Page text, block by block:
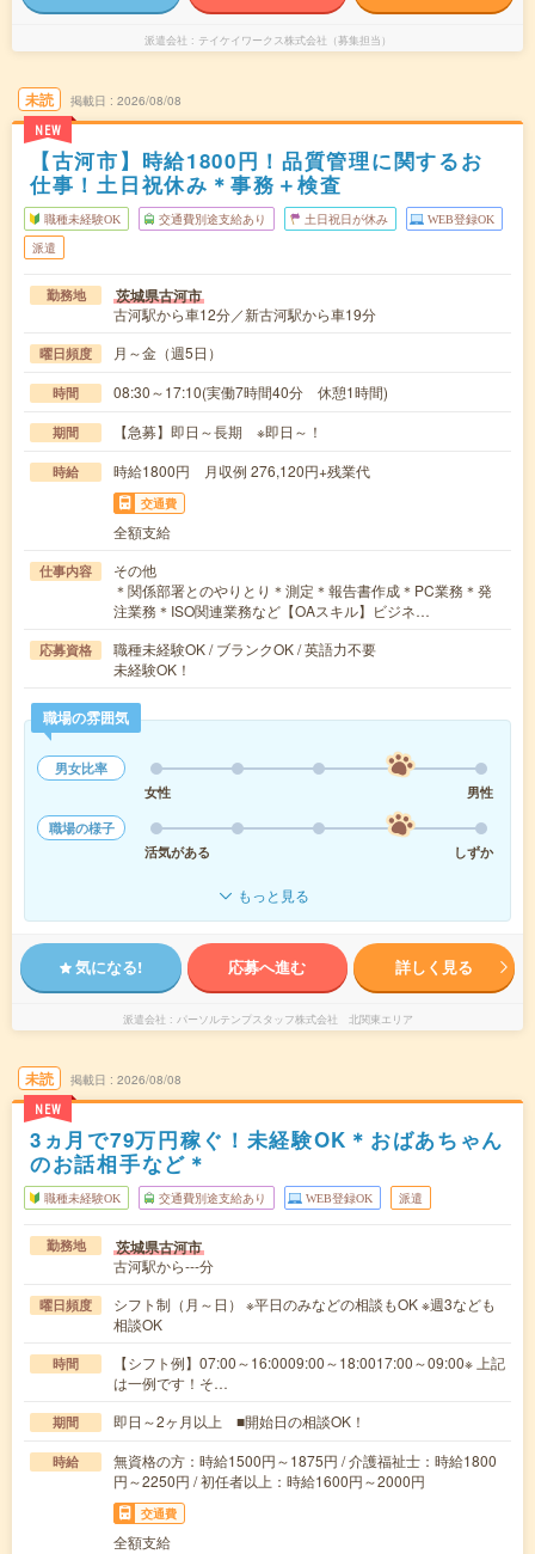
派遣会社 テイケイワークス株式会社（募集担当）
未読
NEW
掲載日 2026/08/08
【古河市】時給1800円！品質管理に関するお
仕事！土日祝休み＊事務＋検査
職種未経験OK 交通費別途支給あり 土日祝日が休み WEB登録OK
派遣
勤務地 茨城県古河市
古河駅から車12分／新古河駅から車19分
曜日頻度 月～金（週5日）
時間 08:30～17:10(実働7時間40分 休憩1時間)
期間 【急募】即日～長期 ※即日～！
時給 時給1800円 月収例 276,120円+残業代
交通費
全額支給
仕事内容
その他
＊関係部署とのやりとり＊測定＊報告書作成＊PC業務＊発
注業務＊ISO関連業務など【OAスキル】ビジネ…
応募資格
職種未経験OK / ブランクOK / 英語力不要
未経験OK！
職場の雰囲気
男女比率
女性
男性
職場の様子
活気がある
しずか
もっと見る
気になる! 応募へ進む 詳しく見る
派遣会社 パーソルテンプスタッフ株式会社 北関東エリア
未読
NEW
掲載日 2026/08/08
3ヵ月で79万円稼ぐ！未経験OK＊おばあちゃん
のお話相手など＊
職種未経験OK 交通費別途支給あり WEB登録OK 派遣
勤務地 茨城県古河市
古河駅から---分
曜日頻度
シフト制（月～日） ※平日のみなどの相談もOK ※週3なども
相談OK
時間
【シフト例】07:00～16:0009:00～18:0017:00～09:00※ 上記
は一例です！そ…
期間 即日～2ヶ月以上 ■開始日の相談OK！
時給
無資格の方：時給1500円～1875円 / 介護福祉士：時給1800
円～2250円 / 初任者以上：時給1600円～2000円
交通費
全額支給